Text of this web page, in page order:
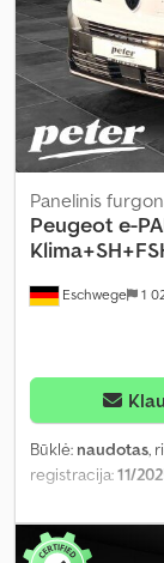
Eschwege 1
Panelinis
Peugeot e-
Būklė: naudotas,
registracija:11/
pavaros tipas:
skaičius: